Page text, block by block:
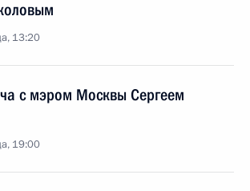
13:20
с мэром Москвы Сергеем
19:00